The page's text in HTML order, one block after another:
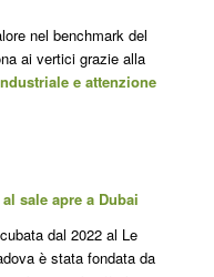
nel benchmark del
ai vertici grazie alla
e attenzione
sale apre a Dubai
dal 2022 al Le
è stata fondata da